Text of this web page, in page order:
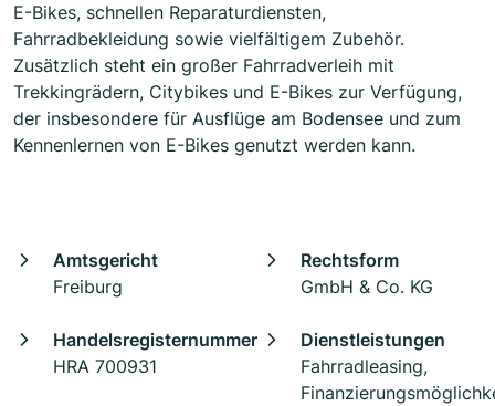
E-Bikes, schnellen Reparaturdiensten,
Fahrradbekleidung sowie vielfältigem Zubehör.
Zusätzlich steht ein großer Fahrradverleih mit
Trekkingrädern, Citybikes und E-Bikes zur Verfügung,
der insbesondere für Ausflüge am Bodensee und zum
Kennenlernen von E-Bikes genutzt werden kann.
Amtsgericht
Freiburg
Rechtsform
GmbH & Co. KG
Handelsregisternummer
HRA 700931
Dienstleistungen
Fahrradleasing,